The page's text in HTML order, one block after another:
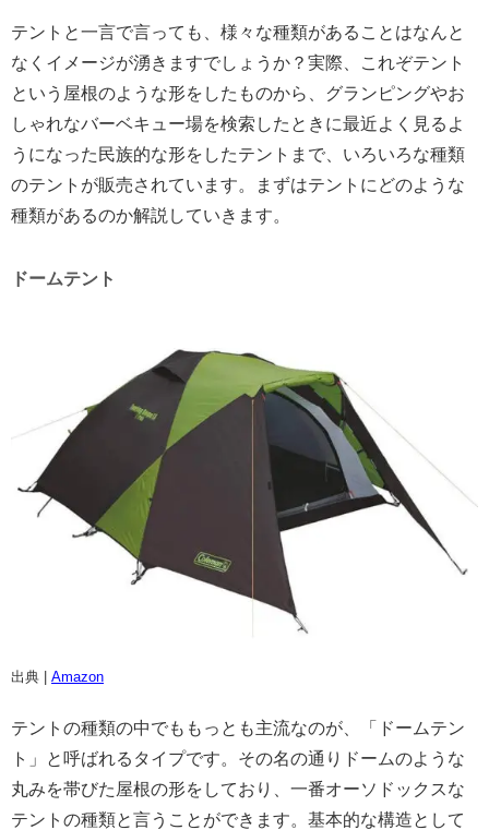
テントと一言で言っても、様々な種類があることはなんと
なくイメージが湧きますでしょうか？実際、これぞテント
という屋根のような形をしたものから、グランピングやお
しゃれなバーベキュー場を検索したときに最近よく見るよ
うになった民族的な形をしたテントまで、いろいろな種類
のテントが販売されています。まずはテントにどのような
種類があるのか解説していきます。
ドームテント
出典 | Amazon
テントの種類の中でももっとも主流なのが、「ドームテン
ト」と呼ばれるタイプです。その名の通りドームのような
丸みを帯びた屋根の形をしており、一番オーソドックスな
テントの種類と言うことができます。基本的な構造として